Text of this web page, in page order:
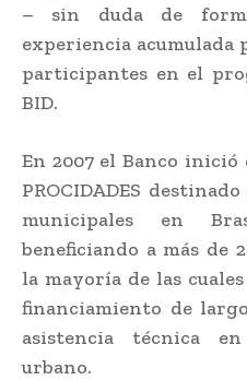
– sin duda de
experiencia acumulada
participantes en el
BID.
En 2007 el Banco
PROCIDADES
municipales en
beneficiando a más de
la mayoría de las
financiamiento de
asistencia técnica
urbano.